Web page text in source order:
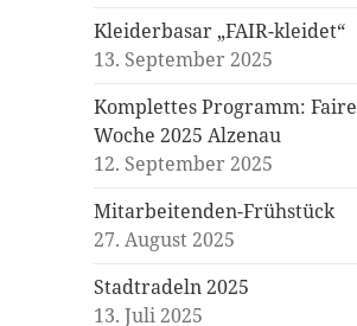
Kleiderbasar „FAIR-kleidet“
13. September 2025
Komplettes Programm: Faire
Woche 2025 Alzenau
12. September 2025
Mitarbeitenden-Frühstück
27. August 2025
Stadtradeln 2025
13. Juli 2025